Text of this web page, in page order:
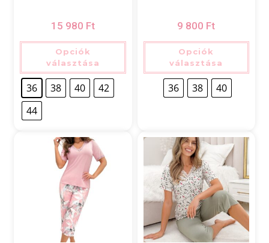
15 980 Ft
Opciók
választása
36 38 40
42
44
9 800 Ft
Opciók
választása
36 38 40